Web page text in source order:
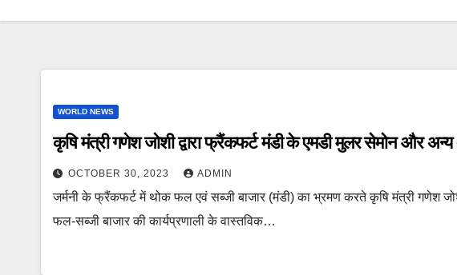
WORLD NEWS
कृषि मंत्री गणेश जोशी द्वारा फ्रैंकफर्ट मंडी के एमडी मुलर सेमोन और अन्य
OCTOBER 30, 2023 ADMIN
जर्मनी के फ्रैंकफर्ट में थोक फल एवं सब्जी बाजार (मंडी) का भ्रमण करते कृषि मंत्री गणेश
फल-सब्जी बाजार की कार्यप्रणाली के वास्तविक…